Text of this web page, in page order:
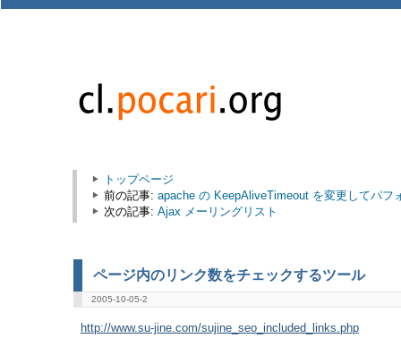
トップページ
前の記事: apache の KeepAliveTimeout を変更してパフ
次の記事: Ajax メーリングリスト
ページ内のリンク数をチェックするツール
2005-10-05-2
http://www.su-jine.com/sujine_seo_included_links.php